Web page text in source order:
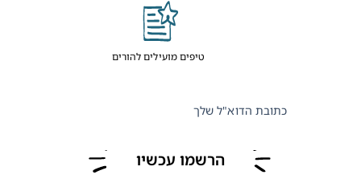
טיפים מועילים להורים
כתובת הדוא"ל שלך
הרשמו עכשיו